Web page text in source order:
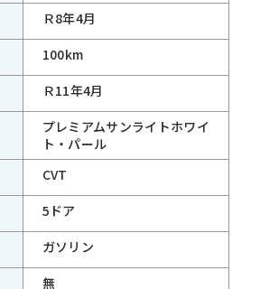
Ｒ8年4月
100km
Ｒ11年4月
プレミアムサンライトホワイ
ト・パール
CVT
5ドア
ガソリン
無